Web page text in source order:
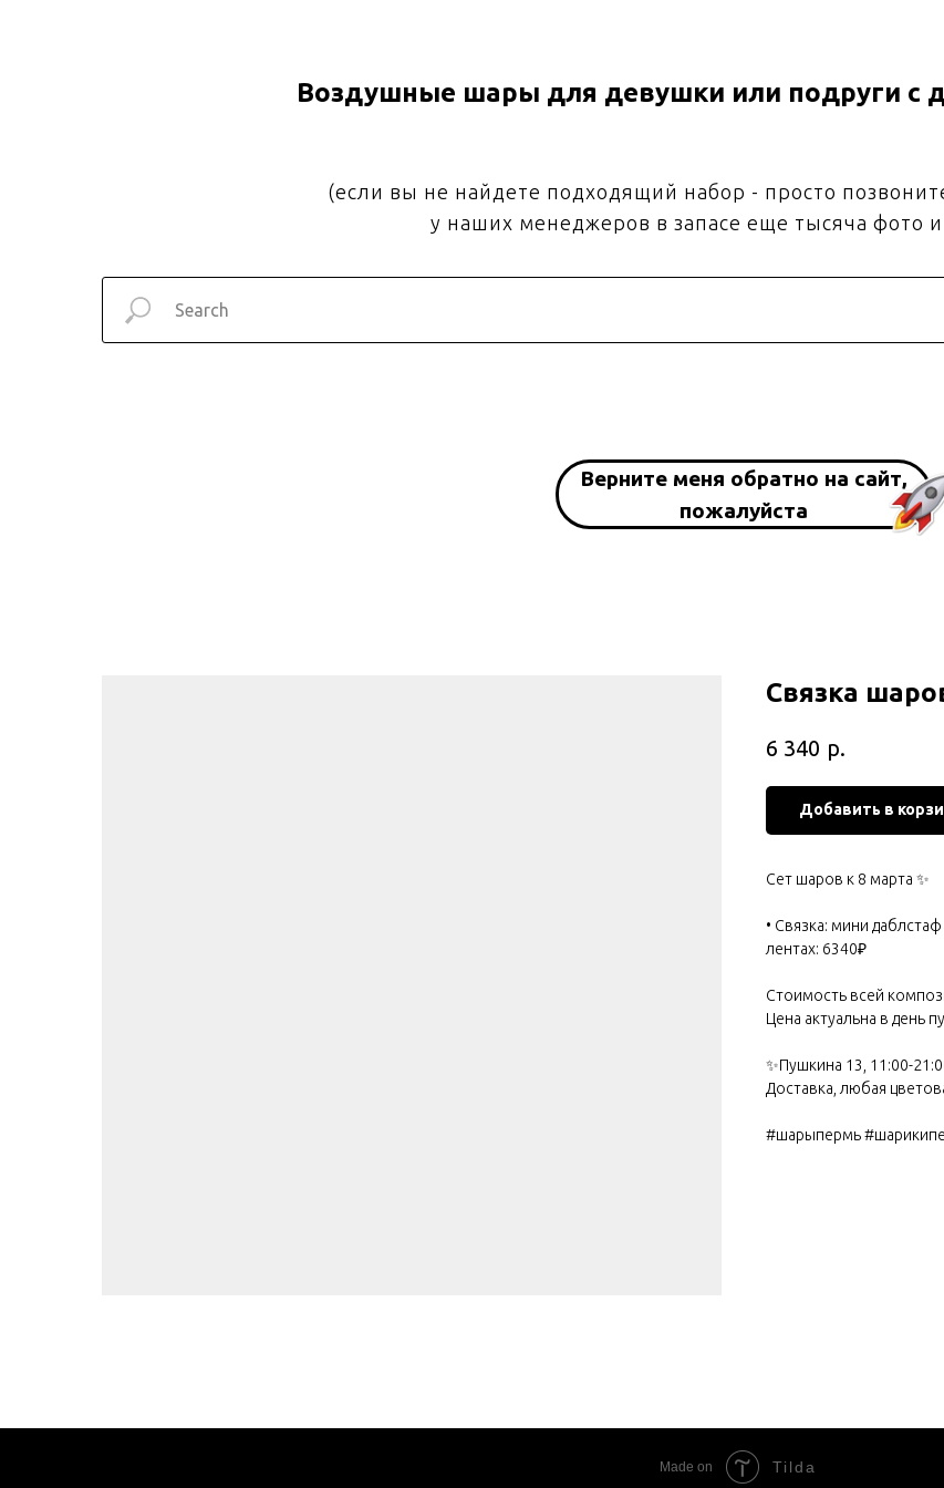
Воздушные шары для девушки или подруги с
(если вы не найдете подходящий набор - просто
у наших менеджеров в запасе еще тысяча фото
Верните меня обратно на сайт,
пожалуйста
Связка
6 340 р.
Добавить в
Сет шаров к 8 марта ✨
• Связка: мини
лентах: 6340₽
Стоимость всей
Цена актуальна в день
✨Пушкина 13, 11:00-
Доставка, любая
#шарыпермь
Made on Tilda